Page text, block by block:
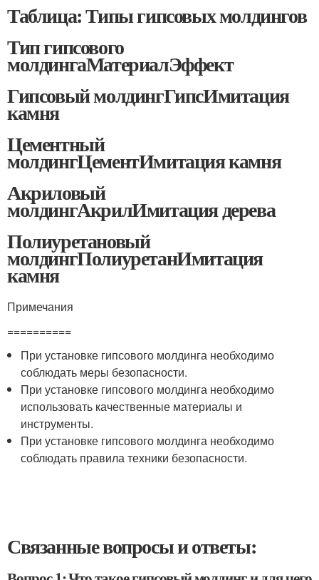
Таблица: Типы гипсовых молдингов
Тип гипсового
молдингаМатериалЭффект
Гипсовый молдингГипсИмитация
камня
Цементный
молдингЦементИмитация камня
Акриловый
молдингАкрилИмитация дерева
Полиуретановый
молдингПолиуретанИмитация
камня
Примечания
==========
При установке гипсового молдинга необходимо
соблюдать меры безопасности.
При установке гипсового молдинга необходимо
использовать качественные материалы и
инструменты.
При установке гипсового молдинга необходимо
соблюдать правила техники безопасности.
Связанные вопросы и ответы: